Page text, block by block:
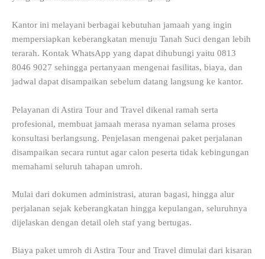
Kantor ini melayani berbagai kebutuhan jamaah yang ingin
mempersiapkan keberangkatan menuju Tanah Suci dengan lebih
terarah. Kontak WhatsApp yang dapat dihubungi yaitu 0813
8046 9027 sehingga pertanyaan mengenai fasilitas, biaya, dan
jadwal dapat disampaikan sebelum datang langsung ke kantor.
Pelayanan di Astira Tour and Travel dikenal ramah serta
profesional, membuat jamaah merasa nyaman selama proses
konsultasi berlangsung. Penjelasan mengenai paket perjalanan
disampaikan secara runtut agar calon peserta tidak kebingungan
memahami seluruh tahapan umroh.
Mulai dari dokumen administrasi, aturan bagasi, hingga alur
perjalanan sejak keberangkatan hingga kepulangan, seluruhnya
dijelaskan dengan detail oleh staf yang bertugas.
Biaya paket umroh di Astira Tour and Travel dimulai dari kisaran